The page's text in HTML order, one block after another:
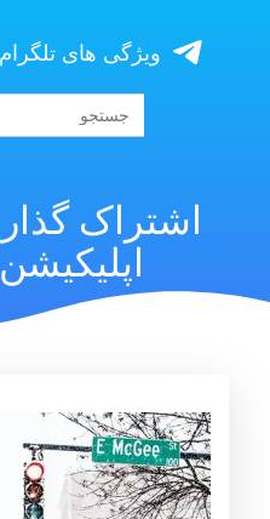
ویژگی های تلگرام
جستجو
برای:
جستجو
اشتراک
نمایشگر
ویدیو